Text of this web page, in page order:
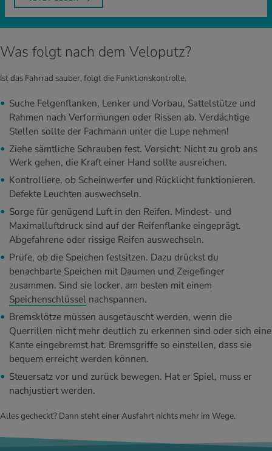
Was folgt nach dem Veloputz?
Ist das Fahrrad sauber, folgt die Funktionskontrolle.
Suche Felgenflanken, Lenker und Vorbau, Sattelstütze und
Rahmen nach Verformungen oder Rissen ab. Verdächtige
Stellen sollte der Fachmann unter die Lupe nehmen!
Ziehe sämtliche Schrauben fest. Vorsicht: Nicht zu grob ans
Werk gehen, die Kraft einer Hand sollte ausreichen.
Kontrolliere, ob Scheinwerfer und Rücklicht funktionieren.
Defekte Leuchten auswechseln.
Sorge für genügend Luft in den Reifen. Mindest- und
Maximalluftdruck sind auf der Reifenflanke eingeprägt.
Abgefahrene oder rissige Reifen auswechseln.
Prüfe, ob die Speichen festsitzen. Dazu drückst du
benachbarte Speichen mit Daumen und Zeigefinger
zusammen. Sind sie locker, am besten mit einem
Speichenschlüssel nachspannen.
Bremsklötze müssen ausgetauscht werden, wenn die
Querrillen nicht mehr deutlich zu erkennen sind oder sich eine
Kante eingebremst hat. Bremsgriffe so einstellen, dass sie
bequem erreicht werden können.
Steuersatz vor und zurück bewegen. Hat er Spiel, muss er
nachjustiert werden.
Alles gecheckt? Dann steht einer Ausfahrt nichts mehr im Wege.